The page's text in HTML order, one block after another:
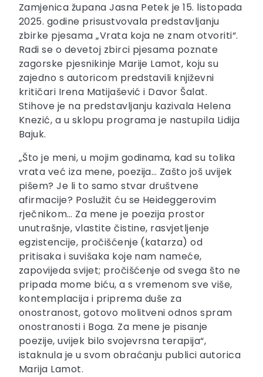
Zamjenica župana Jasna Petek je 15. listopada
2025. godine prisustvovala predstavljanju
zbirke pjesama „Vrata koja ne znam otvoriti“.
Radi se o devetoj zbirci pjesama poznate
zagorske pjesnikinje Marije Lamot, koju su
zajedno s autoricom predstavili književni
kritičari Irena Matijašević i Davor Šalat.
Stihove je na predstavljanju kazivala Helena
Knezić, a u sklopu programa je nastupila Lidija
Bajuk.
„Što je meni, u mojim godinama, kad su tolika
vrata već iza mene, poezija… Zašto još uvijek
pišem? Je li to samo stvar društvene
afirmacije? Poslužit ću se Heideggerovim
rječnikom… Za mene je poezija prostor
unutrašnje, vlastite čistine, rasvjetljenje
egzistencije, pročišćenje (katarza) od
pritisaka i suvišaka koje nam nameće,
zapovijeda svijet; pročišćenje od svega što ne
pripada mome biću, a s vremenom sve više,
kontemplacija i priprema duše za
onostranost, gotovo molitveni odnos spram
onostranosti i Boga. Za mene je pisanje
poezije, uvijek bilo svojevrsna terapija“,
istaknula je u svom obraćanju publici autorica
Marija Lamot.